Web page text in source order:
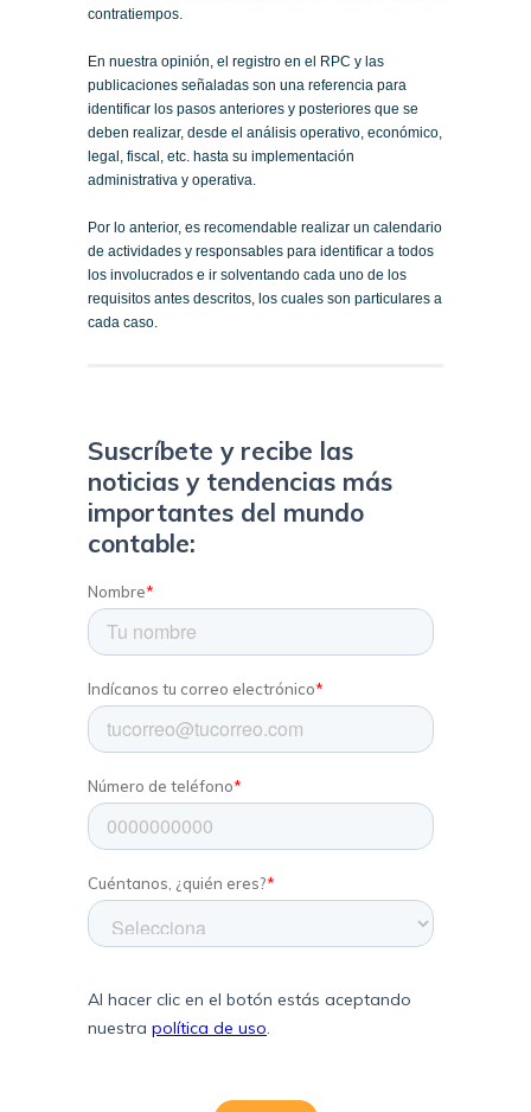
contratiempos.
En nuestra opinión, el registro en el RPC y las
publicaciones señaladas son una referencia para
identificar los pasos anteriores y posteriores que se
deben realizar, desde el análisis operativo, económico,
legal, fiscal, etc. hasta su implementación
administrativa y operativa.
Por lo anterior, es recomendable realizar un calendario
de actividades y responsables para identificar a todos
los involucrados e ir solventando cada uno de los
requisitos antes descritos, los cuales son particulares a
cada caso.